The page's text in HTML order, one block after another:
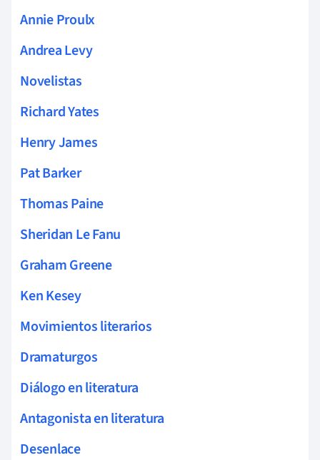
Annie Proulx
Andrea Levy
Novelistas
Richard Yates
Henry James
Pat Barker
Thomas Paine
Sheridan Le Fanu
Graham Greene
Ken Kesey
Movimientos literarios
Dramaturgos
Diálogo en literatura
Antagonista en literatura
Desenlace